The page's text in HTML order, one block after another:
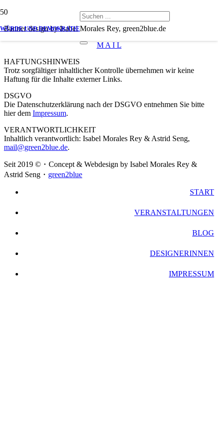
WÜRDE UND DEMOKRATIE
Banner design by Isabel Morales Rey, green2blue.de
M A I L
HAFTUNGSHINWEIS
Trotz sorgfältiger inhaltlicher Kontrolle übernehmen wir keine
Haftung für die Inhalte externer Links.
DSGVO
Die Datenschutzerklärung nach der DSGVO entnehmen Sie bitte
hier dem Impressum.
VERANTWORTLICHKEIT
Inhaltlich verantwortlich: Isabel Morales Rey & Astrid Seng,
mail@green2blue.de.
Seit 2019 ©・Concept & Webdesign by Isabel Morales Rey &
Astrid Seng・ green2blue
START
VERANSTALTUNGEN
BLOG
DESIGNERINNEN
IMPRESSUM